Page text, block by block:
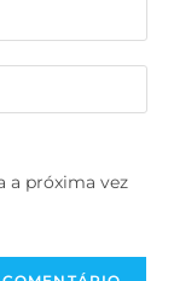
a próxima vez